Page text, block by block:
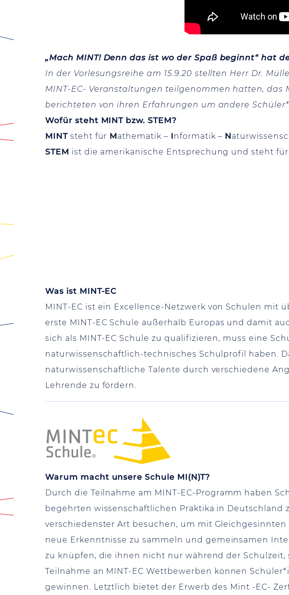
„Mach MINT! Denn das ist wo der Spaß beginnt“ hat
In der Vorlesungsreihe am 15.9.20 stellten Herr Dr.
MINT-EC- Veranstaltungen teilgenommen hatten,
berichteten von ihren Erfahrungen um andere
Wofür steht MINT bzw. STEM?
MINTsteht für Mathematik – Informatik – N
STEM ist die amerikanische Entsprechung und steht für
Was ist MINT-EC
MINT-EC ist ein Excellence-Netzwerk von Schulen mit
erste MINT-EC Schule außerhalb Europas und damit
sich als MINT-EC Schule zu qualifizieren, muss eine
naturwissenschaftlich-technisches Schulprofil haben.
naturwissenschaftliche Talente durch verschiedene
Lehrende zu fördern.
Warum macht unsere Schule MI(N)T?
Durch die Teilnahme am MINT-EC-Programm haben
begehrten wissenschaftlichen Praktika in Deutschland
verschiedenster Art besuchen, um mit
neue Erkenntnisse zu sammeln und gemeinsamen
zu knüpfen, die ihnen nicht nur während der
Teilnahme an MINT-EC Wettbewerben können
gewinnen. Letztlich bietet der Erwerb des Mint -EC-